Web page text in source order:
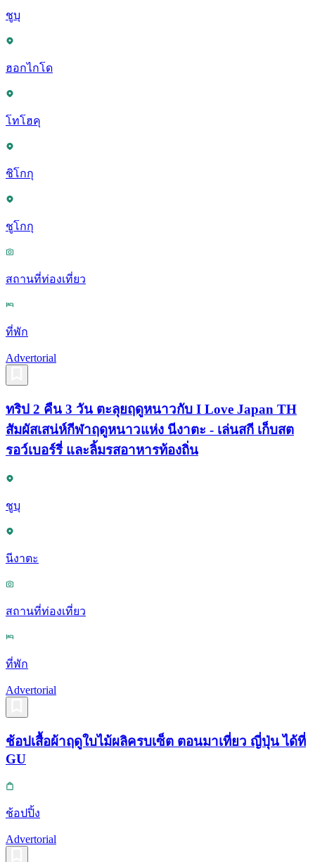
ชูบุ
ฮอกไกโด
โทโฮคุ
ชิโกกุ
ชูโกกุ
สถานที่ท่องเที่ยว
ที่พัก
Advertorial
ทริป 2 คืน 3 วัน ตะลุยฤดูหนาวกับ I Love Japan TH
สัมผัสเสน่ห์กีฬาฤดูหนาวแห่ง นีงาตะ - เล่นสกี เก็บสต
รอว์เบอร์รี่ และลิ้มรสอาหารท้องถิ่น
ชูบุ
นีงาตะ
สถานที่ท่องเที่ยว
ที่พัก
Advertorial
ช้อปเสื้อผ้าฤดูใบไม้ผลิครบเซ็ต ตอนมาเที่ยว ญี่ปุ่น ได้ที่
GU
ช้อปปิ้ง
Advertorial